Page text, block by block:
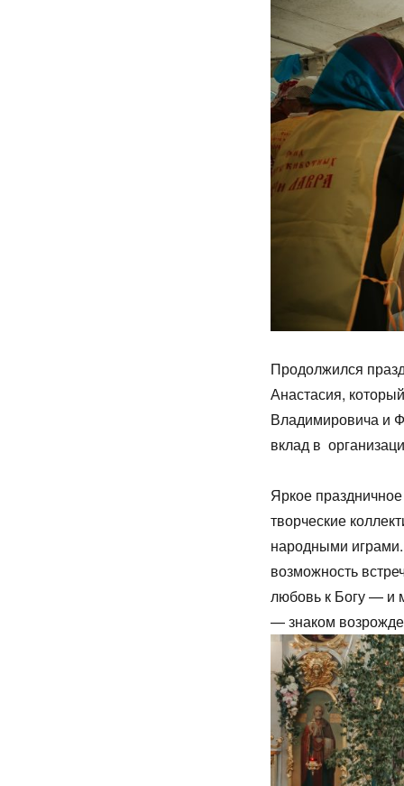
Продолжился
Анастасия,
Владимировича и
вклад в
Яркое
творческие
народными
возможность
любовь к Богу — и
— знаком